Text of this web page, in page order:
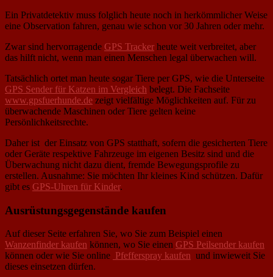
Ein Privatdetektiv muss folglich heute noch in herkömmlicher Weise
eine Observation fahren, genau wie schon vor 30 Jahren oder mehr.
Zwar sind hervorragende GPS Tracker heute weit verbreitet, aber
das hilft nicht, wenn man einen Menschen legal überwachen will.
Tatsächlich ortet man heute sogar Tiere per GPS, wie die Unterseite
GPS Sender für Katzen im Vergleich belegt. Die Fachseite
www.gpsfuerhunde.de zeigt vielfältige Möglichkeiten auf. Für zu
überwachende Maschinen oder Tiere gelten keine
Persönlichkeitsrechte.
Daher ist der Einsatz von GPS statthaft, sofern die gesicherten Tiere
oder Geräte respektive Fahrzeuge im eigenen Besitz sind und die
Überwachung nicht dazu dient, fremde Bewegungsprofile zu
erstellen. Ausnahme: Sie möchten Ihr kleines Kind schützen. Dafür
gibt es GPS-Uhren für Kinder.
Ausrüstungsgegenstände kaufen
Auf dieser Seite erfahren Sie, wo Sie zum Beispiel einen
Wanzenfinder kaufen können, wo Sie einen GPS Peilsender kaufen
können oder wie Sie online Pfefferspray kaufen und inwieweit Sie
dieses einsetzen dürfen.